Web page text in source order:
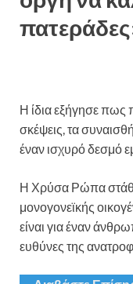
Η ίδια εξήγησε πως
σκέψεις, τα
έναν ισχυρό δεσμό
Η Χρύσα Ρώπα
μονογονεϊκής
είναι για έναν
ευθύνες της